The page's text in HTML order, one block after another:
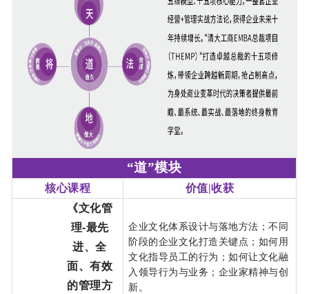
“道”模块
核心课程
价值|收获
《文化管
理-最先
进、全
面、有效
的管理方
企业文化体系设计与落地方法；不同
阶段的企业文化打造关键点；如何用
文化指导员工的行为；如何让文化融
入领导行为与业务；企业家精神与创
新。